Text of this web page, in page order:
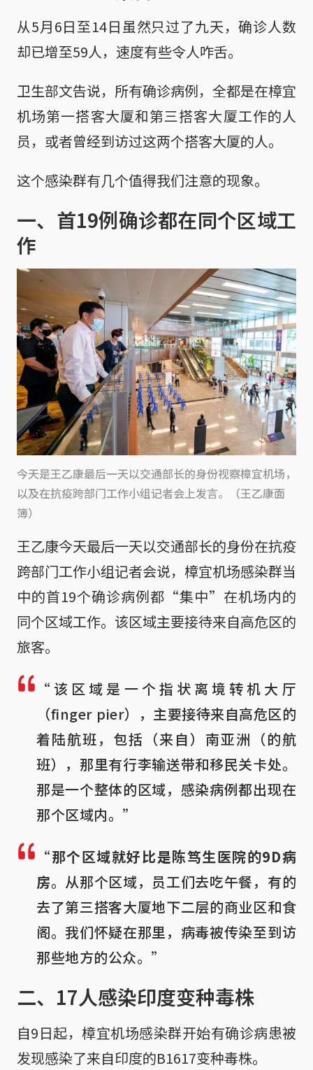
从5月6日至14日虽然只过了九天，确诊人数
却已增至59人，速度有些令人咋舌。
卫生部文告说，所有确诊病例，全都是在樟宜
机场第一搭客大厦和第三搭客大厦工作的人
员，或者曾经到访过这两个搭客大厦的人。
这个感染群有几个值得我们注意的现象。
一、首19例确诊都在同个区域工
作
今天是王乙康最后一天以交通部长的身份视察樟宜机场，
以及在抗疫跨部门工作小组记者会上发言。（王乙康面
簿）
王乙康今天最后一天以交通部长的身份在抗疫
跨部门工作小组记者会说，樟宜机场感染群当
中的首19个确诊病例都“集中”在机场内的
同个区域工作。该区域主要接待来自高危区的
旅客。
“该区域是一个指状离境转机大厅
（finger pier），主要接待来自高危区的
着陆航班，包括（来自）南亚洲（的航
班），那里有行李输送带和移民关卡处。
那是一个整体的区域，感染病例都出现在
那个区域内。”
“那个区域就好比是陈笃生医院的9D病
房。从那个区域，员工们去吃午餐，有的
去了第三搭客大厦地下二层的商业区和食
阁。我们怀疑在那里，病毒被传染至到访
那些地方的公众。”
二、17人感染印度变种毒株
自9日起，樟宜机场感染群开始有确诊病患被
发现感染了来自印度的B1617变种毒株。